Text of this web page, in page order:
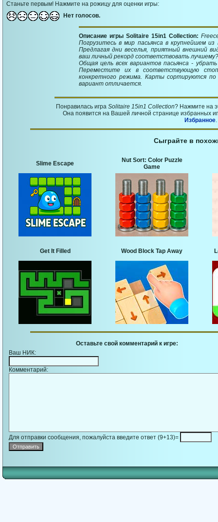
Станьте первым! Нажмите на рожицу для оценки игры:
Нет голосов.
Описание игры Solitaire 15in1 Collection:
Погрузитесь в мир пасьянса в крупнейшем из
Предлагая дни веселья, приятный внешний
ваш личный рекорд соответствовать лучшему?
Общая цель всех вариантов пасьянса -
Переместите их в соответствующую
конкретного режима. Карты сортируются
вариант отличается.
Понравилась игра Solitaire 15in1 Collection? Нажмите на
Она появится на Вашей личной странице избранных
Избранное.
Сыграйте в
Slime Escape
Nut Sort: Color Puzzle
Game
Get It Filled Wood Block Tap Away
Оставьте свой комментарий к игре:
Ваш НИК:
Комментарий:
Для отправки сообщения, пожалуйста введите ответ (9+13)=